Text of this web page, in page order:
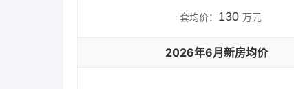
套均价： 130 万元
2026年6月新房均价